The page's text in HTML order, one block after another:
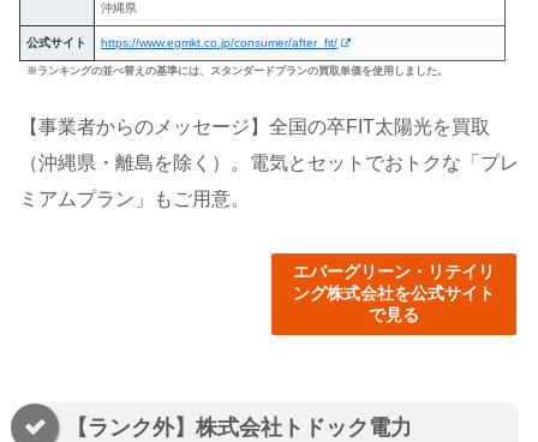
沖縄県
公式サイト https://www.egmkt.co.jp/consumer/after_fit/
※ランキングの並べ替えの基準には、スタンダードプランの買取単価を使用しました。
【事業者からのメッセージ】全国の卒FIT太陽光を買取
（沖縄県・離島を除く）。電気とセットでおトクな「プレ
ミアムプラン」もご用意。
エバーグリーン・リテイリ
ング株式会社を公式サイト
で見る
【ランク外】株式会社トドック電力